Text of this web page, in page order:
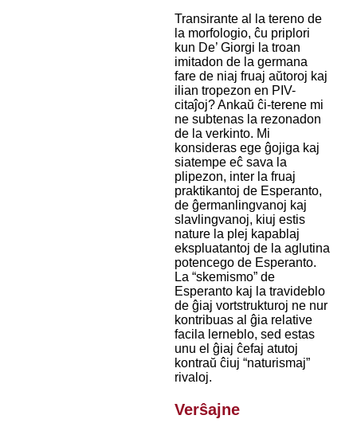
Transirante al la tereno de
la morfologio, ĉu priplori
kun De’ Giorgi la troan
imitadon de la germana
fare de niaj fruaj aŭtoroj kaj
ilian tropezon en PIV-
citaĵoj? Ankaŭ ĉi-terene mi
ne subtenas la rezonadon
de la verkinto. Mi
konsideras ege ĝojiga kaj
siatempe eĉ sava la
plipezon, inter la fruaj
praktikantoj de Esperanto,
de ĝermanlingvanoj kaj
slavlingvanoj, kiuj estis
nature la plej kapablaj
ekspluatantoj de la aglutina
potencego de Esperanto.
La “skemismo” de
Esperanto kaj la travideblo
de ĝiaj vortstrukturoj ne nur
kontribuas al ĝia relative
facila lerneblo, sed estas
unu el ĝiaj ĉefaj atutoj
kontraŭ ĉiuj “naturismaj”
rivaloj.
Verŝajne